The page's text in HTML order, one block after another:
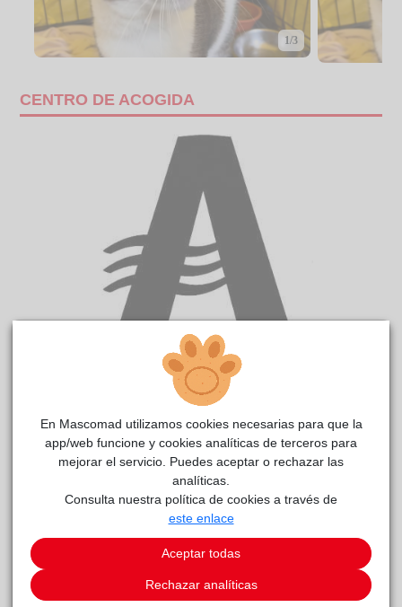
1/3
CENTRO DE ACOGIDA
reside actualmente en el centro de acogida
COMENTARIOS
Carácter
Corto. Sí. Sí.
Este animal aún no ha recibido solicitudes de
En Mascomad utilizamos cookies necesarias para que la
app/web funcione y cookies analíticas de terceros para
mejorar el servicio. Puedes aceptar o rechazar las
analíticas.
Consulta nuestra política de cookies a través de
este enlace
Aceptar todas
Rechazar analíticas